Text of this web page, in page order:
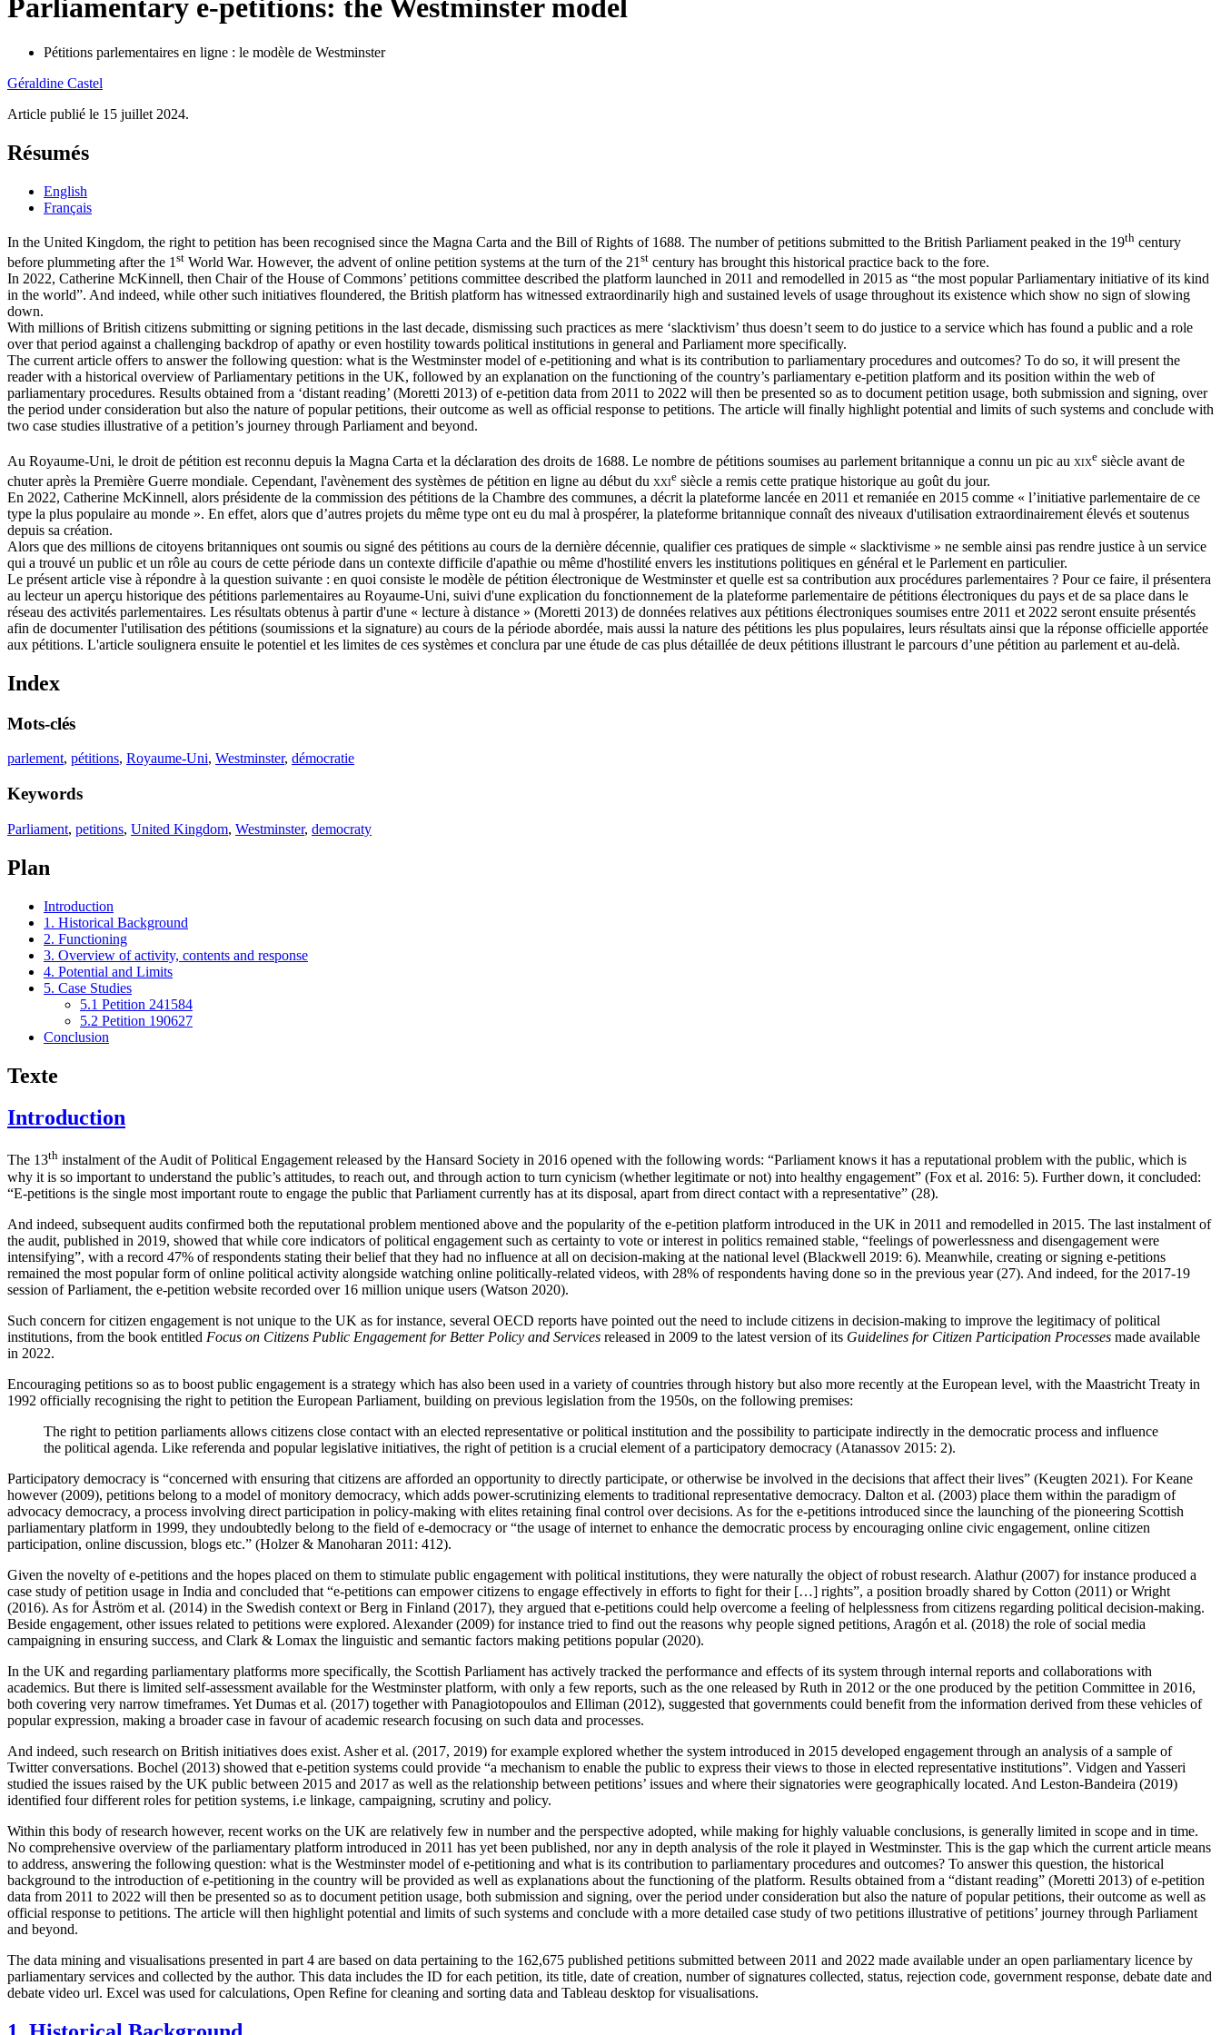
Parliamentary e-petitions: the Westminster model
Pétitions parlementaires en ligne : le modèle de Westminster
Géraldine Castel
Article publié le 15 juillet 2024.
Résumés
English
Français
In the United Kingdom, the right to petition has been recognised since the Magna Carta and the Bill of Rights of 1688. The number of petitions submitted to the British Parliament peaked in the 19th century
before plummeting after the 1 st World War. However, the advent of online petition systems at the turn of the 21 st century has brought this historical practice back to the fore.
In 2022, Catherine McKinnell, then Chair of the House of Commons’ petitions committee described the platform launched in 2011 and remodelled in 2015 as “the most popular Parliamentary initiative of its kind
in the world”. And indeed, while other such initiatives floundered, the British platform has witnessed extraordinarily high and sustained levels of usage throughout its existence which show no sign of slowing
down.
With millions of British citizens submitting or signing petitions in the last decade, dismissing such practices as mere ‘slacktivism’ thus doesn’t seem to do justice to a service which has found a public and a role
over that period against a challenging backdrop of apathy or even hostility towards political institutions in general and Parliament more specifically.
The current article offers to answer the following question: what is the Westminster model of e-petitioning and what is its contribution to parliamentary procedures and outcomes? To do so, it will present the
reader with a historical overview of Parliamentary petitions in the UK, followed by an explanation on the functioning of the country’s parliamentary e-petition platform and its position within the web of
parliamentary procedures. Results obtained from a ‘distant reading’ (Moretti 2013) of e-petition data from 2011 to 2022 will then be presented so as to document petition usage, both submission and signing, over
the period under consideration but also the nature of popular petitions, their outcome as well as official response to petitions. The article will finally highlight potential and limits of such systems and conclude with
two case studies illustrative of a petition’s journey through Parliament and beyond.
Au Royaume-Uni, le droit de pétition est reconnu depuis la Magna Carta et la déclaration des droits de 1688. Le nombre de pétitions soumises au parlement britannique a connu un pic au xixe siècle avant de
chuter après la Première Guerre mondiale. Cependant, l'avènement des systèmes de pétition en ligne au début du xxie siècle a remis cette pratique historique au goût du jour.
En 2022, Catherine McKinnell, alors présidente de la commission des pétitions de la Chambre des communes, a décrit la plateforme lancée en 2011 et remaniée en 2015 comme « l’initiative parlementaire de ce
type la plus populaire au monde ». En effet, alors que d’autres projets du même type ont eu du mal à prospérer, la plateforme britannique connaît des niveaux d'utilisation extraordinairement élevés et soutenus
depuis sa création.
Alors que des millions de citoyens britanniques ont soumis ou signé des pétitions au cours de la dernière décennie, qualifier ces pratiques de simple « slacktivisme » ne semble ainsi pas rendre justice à un service
qui a trouvé un public et un rôle au cours de cette période dans un contexte difficile d'apathie ou même d'hostilité envers les institutions politiques en général et le Parlement en particulier.
Le présent article vise à répondre à la question suivante : en quoi consiste le modèle de pétition électronique de Westminster et quelle est sa contribution aux procédures parlementaires ? Pour ce faire, il présentera
au lecteur un aperçu historique des pétitions parlementaires au Royaume-Uni, suivi d'une explication du fonctionnement de la plateforme parlementaire de pétitions électroniques du pays et de sa place dans le
réseau des activités parlementaires. Les résultats obtenus à partir d'une « lecture à distance » (Moretti 2013) de données relatives aux pétitions électroniques soumises entre 2011 et 2022 seront ensuite présentés
afin de documenter l'utilisation des pétitions (soumissions et la signature) au cours de la période abordée, mais aussi la nature des pétitions les plus populaires, leurs résultats ainsi que la réponse officielle apportée
aux pétitions. L'article soulignera ensuite le potentiel et les limites de ces systèmes et conclura par une étude de cas plus détaillée de deux pétitions illustrant le parcours d’une pétition au parlement et au-delà.
Index
Mots-clés
parlement, pétitions, Royaume-Uni, Westminster, démocratie
Keywords
Parliament, petitions, United Kingdom, Westminster, democraty
Plan
Introduction
1. Historical Background
2. Functioning
3. Overview of activity, contents and response
4. Potential and Limits
5. Case Studies
5.1 Petition 241584
5.2 Petition 190627
Conclusion
Texte
Introduction
The 13th instalment of the Audit of Political Engagement released by the Hansard Society in 2016 opened with the following words: “Parliament knows it has a reputational problem with the public, which is
why it is so important to understand the public’s attitudes, to reach out, and through action to turn cynicism (whether legitimate or not) into healthy engagement” (Fox et al. 2016: 5). Further down, it concluded:
“E-petitions is the single most important route to engage the public that Parliament currently has at its disposal, apart from direct contact with a representative” (28).
And indeed, subsequent audits confirmed both the reputational problem mentioned above and the popularity of the e-petition platform introduced in the UK in 2011 and remodelled in 2015. The last instalment of
the audit, published in 2019, showed that while core indicators of political engagement such as certainty to vote or interest in politics remained stable, “feelings of powerlessness and disengagement were
intensifying”, with a record 47% of respondents stating their belief that they had no influence at all on decision-making at the national level (Blackwell 2019: 6). Meanwhile, creating or signing e-petitions
remained the most popular form of online political activity alongside watching online politically-related videos, with 28% of respondents having done so in the previous year (27). And indeed, for the 2017-19
session of Parliament, the e-petition website recorded over 16 million unique users (Watson 2020).
Such concern for citizen engagement is not unique to the UK as for instance, several OECD reports have pointed out the need to include citizens in decision-making to improve the legitimacy of political
institutions, from the book entitled Focus on Citizens Public Engagement for Better Policy and Services released in 2009 to the latest version of its Guidelines for Citizen Participation Processes made available
in 2022.
Encouraging petitions so as to boost public engagement is a strategy which has also been used in a variety of countries through history but also more recently at the European level, with the Maastricht Treaty in
1992 officially recognising the right to petition the European Parliament, building on previous legislation from the 1950s, on the following premises:
The right to petition parliaments allows citizens close contact with an elected representative or political institution and the possibility to participate indirectly in the democratic process and influence
the political agenda. Like referenda and popular legislative initiatives, the right of petition is a crucial element of a participatory democracy (Atanassov 2015: 2).
Participatory democracy is “concerned with ensuring that citizens are afforded an opportunity to directly participate, or otherwise be involved in the decisions that affect their lives” (Keugten 2021). For Keane
however (2009), petitions belong to a model of monitory democracy, which adds power-scrutinizing elements to traditional representative democracy. Dalton et al. (2003) place them within the paradigm of
advocacy democracy, a process involving direct participation in policy-making with elites retaining final control over decisions. As for the e-petitions introduced since the launching of the pioneering Scottish
parliamentary platform in 1999, they undoubtedly belong to the field of e-democracy or “the usage of internet to enhance the democratic process by encouraging online civic engagement, online citizen
participation, online discussion, blogs etc.” (Holzer & Manoharan 2011: 412).
Given the novelty of e-petitions and the hopes placed on them to stimulate public engagement with political institutions, they were naturally the object of robust research. Alathur (2007) for instance produced a
case study of petition usage in India and concluded that “e-petitions can empower citizens to engage effectively in efforts to fight for their […] rights”, a position broadly shared by Cotton (2011) or Wright
(2016). As for Åström et al. (2014) in the Swedish context or Berg in Finland (2017), they argued that e-petitions could help overcome a feeling of helplessness from citizens regarding political decision-making.
Beside engagement, other issues related to petitions were explored. Alexander (2009) for instance tried to find out the reasons why people signed petitions, Aragón et al. (2018) the role of social media
campaigning in ensuring success, and Clark & Lomax the linguistic and semantic factors making petitions popular (2020).
In the UK and regarding parliamentary platforms more specifically, the Scottish Parliament has actively tracked the performance and effects of its system through internal reports and collaborations with
academics. But there is limited self-assessment available for the Westminster platform, with only a few reports, such as the one released by Ruth in 2012 or the one produced by the petition Committee in 2016,
both covering very narrow timeframes. Yet Dumas et al. (2017) together with Panagiotopoulos and Elliman (2012), suggested that governments could benefit from the information derived from these vehicles of
popular expression, making a broader case in favour of academic research focusing on such data and processes.
And indeed, such research on British initiatives does exist. Asher et al. (2017, 2019) for example explored whether the system introduced in 2015 developed engagement through an analysis of a sample of
Twitter conversations. Bochel (2013) showed that e-petition systems could provide “a mechanism to enable the public to express their views to those in elected representative institutions”. Vidgen and Yasseri
studied the issues raised by the UK public between 2015 and 2017 as well as the relationship between petitions’ issues and where their signatories were geographically located. And Leston-Bandeira (2019)
identified four different roles for petition systems, i.e linkage, campaigning, scrutiny and policy.
Within this body of research however, recent works on the UK are relatively few in number and the perspective adopted, while making for highly valuable conclusions, is generally limited in scope and in time.
No comprehensive overview of the parliamentary platform introduced in 2011 has yet been published, nor any in depth analysis of the role it played in Westminster. This is the gap which the current article means
to address, answering the following question: what is the Westminster model of e-petitioning and what is its contribution to parliamentary procedures and outcomes? To answer this question, the historical
background to the introduction of e-petitioning in the country will be provided as well as explanations about the functioning of the platform. Results obtained from a “distant reading” (Moretti 2013) of e-petition
data from 2011 to 2022 will then be presented so as to document petition usage, both submission and signing, over the period under consideration but also the nature of popular petitions, their outcome as well as
official response to petitions. The article will then highlight potential and limits of such systems and conclude with a more detailed case study of two petitions illustrative of petitions’ journey through Parliament
and beyond.
The data mining and visualisations presented in part 4 are based on data pertaining to the 162,675 published petitions submitted between 2011 and 2022 made available under an open parliamentary licence by
parliamentary services and collected by the author. This data includes the ID for each petition, its title, date of creation, number of signatures collected, status, rejection code, government response, debate date and
debate video url. Excel was used for calculations, Open Refine for cleaning and sorting data and Tableau desktop for visualisations.